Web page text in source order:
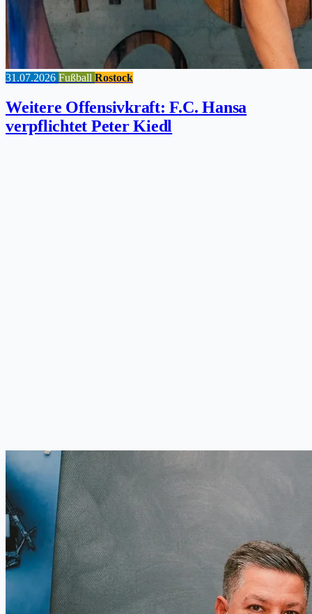
31.07.2026 Fußball Rostock
Weitere Offensivkraft: F.C. Hansa
verpflichtet Peter Kiedl